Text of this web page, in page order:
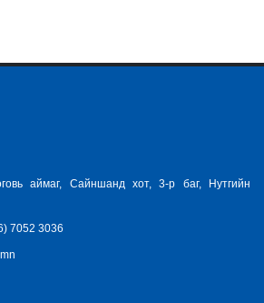
аймаг, Сайншанд хот, 3-р баг, Нутгийн
7052 3036